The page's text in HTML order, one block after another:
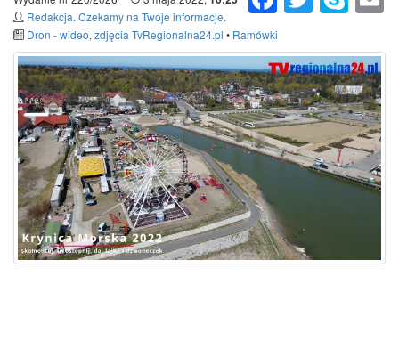
Redakcja. Czekamy na Twoje informacje.
Dron - wideo, zdjęcia TvRegionalna24.pl • Ramówki